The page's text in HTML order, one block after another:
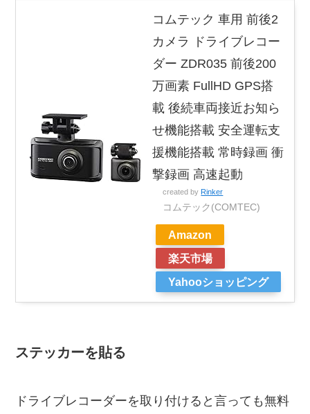
コムテック 車用 前後2
カメラ ドライブレコー
ダー ZDR035 前後200
万画素 FullHD GPS搭
載 後続車両接近お知ら
せ機能搭載 安全運転支
援機能搭載 常時録画 衝
撃録画 高速起動
created by Rinker
コムテック(COMTEC)
Amazon
楽天市場
Yahooショッピング
ステッカーを貼る
ドライブレコーダーを取り付けると言っても無料